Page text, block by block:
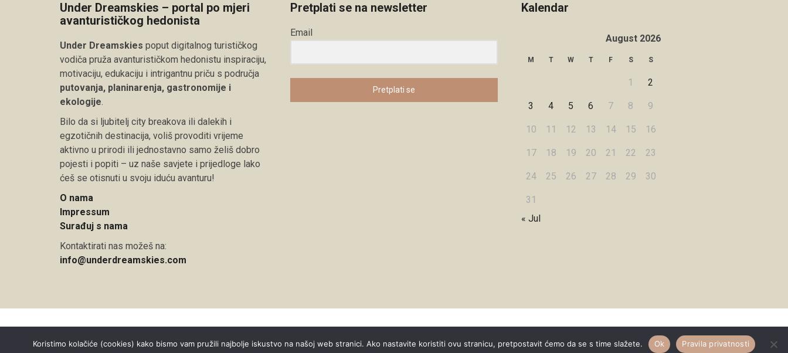
Under Dreamskies – portal po mjeri
avanturističkog hedonista
Under Dreamskies poput digitalnog turističkog
vodiča pruža avanturističkom hedonistu inspiraciju,
motivaciju, edukaciju i intrigantnu priču s područja
putovanja, planinarenja, gastronomije i
ekologije.
Bilo da si ljubitelj city breakova ili dalekih i
egzotičnih destinacija, voliš provoditi vrijeme
aktivno u prirodi ili jednostavno samo želiš dobro
pojesti i popiti – uz naše savjete i prijedloge lako
ćeš se otisnuti u svoju iduću avanturu!
O nama
Impressum
Surađuj s nama
Kontaktirati nas možeš na:
info@underdreamskies.com
Pretplati se na newsletter
Email
Pretplati se
Kalendar
August 2026
M T W T F S S
1 2
3 4 5 6 7 8 9
10 11 12 13 14 15 16
17 18 19 20 21 22 23
24 25 26 27 28 29 30
31
« Jul
Koristimo kolačiće (cookies) kako bismo vam pružili najbolje iskustvo na našoj web stranici. Ako nastavite koristiti ovu stranicu, pretpostavit ćemo da se s time slažete.
Ok Pravila privatnosti